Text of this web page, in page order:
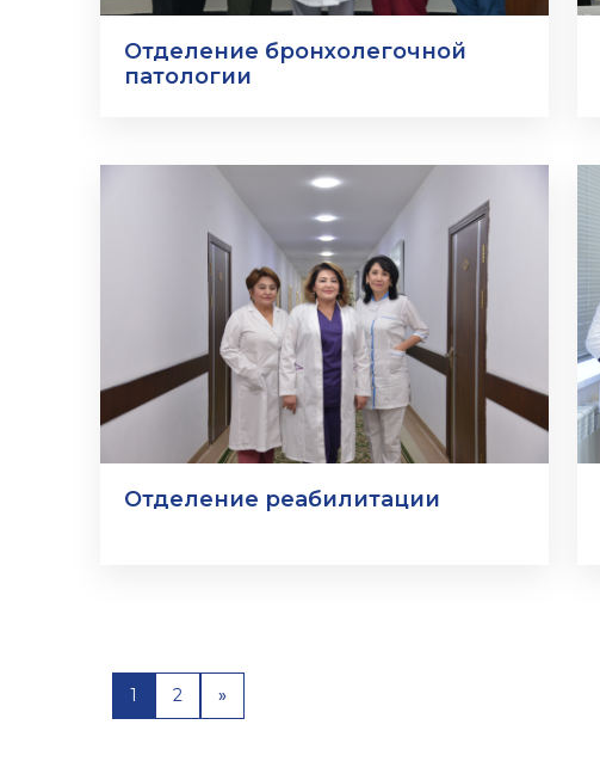
Отделение бронхолегочной
патологии
Отделение реабилитации
1 2 »